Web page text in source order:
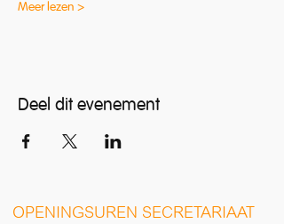
Meer lezen >
Deel dit evenement
OPENINGSUREN SECRETARIAAT